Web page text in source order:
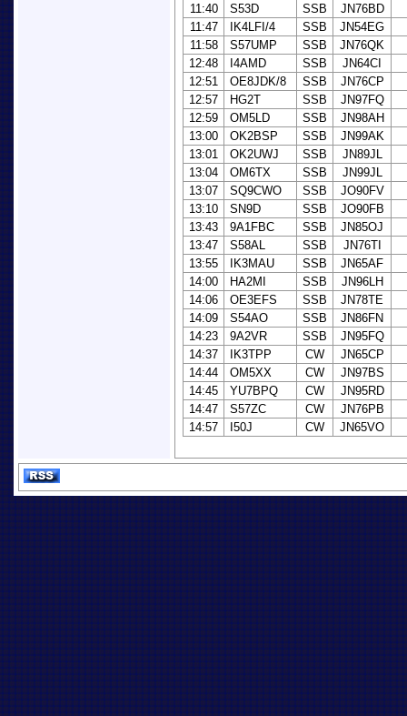
11:40
S53D SSB
JN76BD
11:47
IK4LFI/4 SSB
JN54EG
11:58
S57UMP SSB
JN76QK
12:48
I4AMD SSB
JN64CI
12:51
OE8JDK/8 SSB
JN76CP
12:57
HG2T SSB
JN97FQ
12:59
OM5LD SSB
JN98AH
13:00
OK2BSP SSB
JN99AK
13:01
OK2UWJ SSB
JN89JL
13:04
OM6TX SSB
JN99JL
13:07
SQ9CWO SSB
JO90FV
13:10
SN9D SSB
JO90FB
13:43
9A1FBC SSB
JN85OJ
13:47
S58AL SSB
JN76TI
13:55
IK3MAU SSB
JN65AF
14:00
HA2MI SSB
JN96LH
14:06
OE3EFS SSB
JN78TE
14:09
S54AO SSB
JN86FN
14:23
9A2VR SSB
JN95FQ
14:37
IK3TPP CW
JN65CP
14:44
OM5XX CW
JN97BS
14:45
YU7BPQ CW
JN95RD
14:47
S57ZC CW
JN76PB
14:57
I50J CW JN65VO